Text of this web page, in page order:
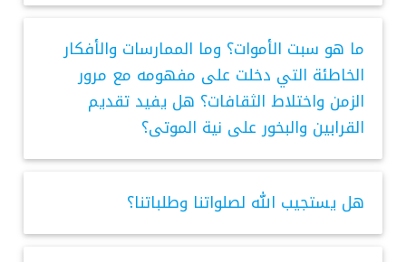
ما هو سبت الأموات؟ وما الممارسات والأفكار
الخاطئة التي دخلت على مفهومه مع مرور
الزمن واختلاط الثقافات؟ هل يفيد تقديم
القرابين والبخور على نية الموتى؟
هل يستجيب الله لصلواتنا وطلباتنا؟